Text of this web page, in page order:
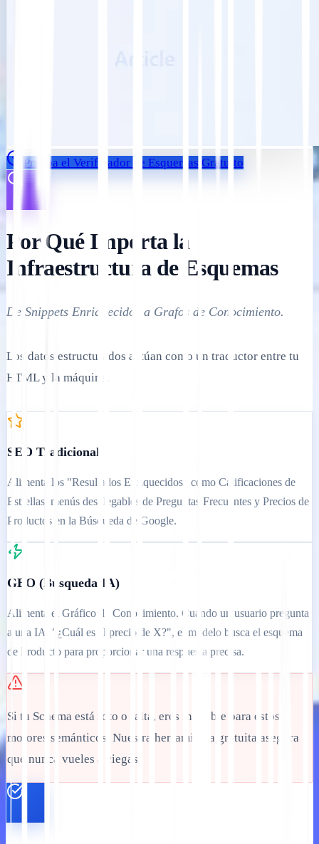
Prueba el Verificador de Esquemas Gratuito
Por Qué Importa la
Infraestructura de Esquemas
De Snippets Enriquecidos a Grafos de Conocimiento.
Los datos estructurados actúan como un traductor entre tu
HTML y la máquina.
SEO Tradicional
Alimenta los "Resultados Enriquecidos" como Calificaciones de
Estrellas, menús desplegables de Preguntas Frecuentes y Precios de
Productos en la Búsqueda de Google.
GEO (Búsqueda IA)
Alimenta el Gráfico de Conocimiento. Cuando un usuario pregunta
a una IA: "¿Cuál es el precio de X?", el modelo busca el esquema
de Producto para proporcionar una respuesta precisa.
Si tu Schema está roto o falta, eres invisible para estos
motores semánticos. Nuestra herramienta gratuita asegura
que nunca vueles a ciegas.